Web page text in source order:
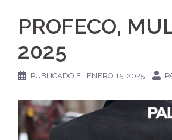
PROFECO,
2025
PUBLICADO EL ENERO 15, 2025